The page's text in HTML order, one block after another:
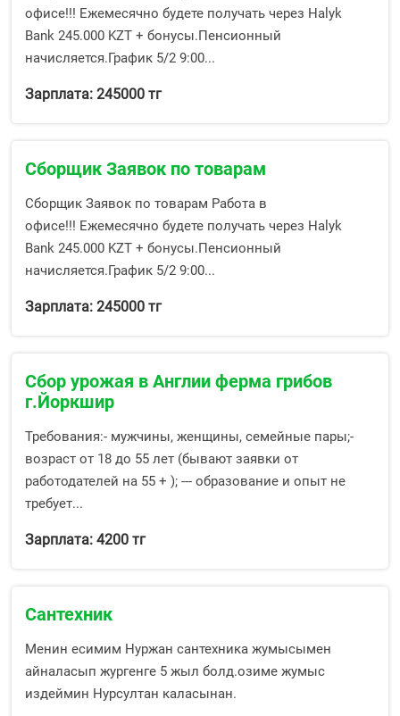
офисе!!! Ежемесячно будете получать через Halyk
Bank 245.000 KZT + бонусы.Пенсионный
начисляется.График 5/2 9:00...
Зарплата: 245000 тг
Сборщик Заявок по товарам
Сборщик Заявок по товарам Работа в
офисе!!! Ежемесячно будете получать через Halyk
Bank 245.000 KZT + бонусы.Пенсионный
начисляется.График 5/2 9:00...
Зарплата: 245000 тг
Сбор урожая в Англии ферма грибов
г.Йоркшир
Требования:- мужчины, женщины, семейные пары;-
возраст от 18 до 55 лет (бывают заявки от
работодателей на 55 + ); --- образование и опыт не
требует...
Зарплата: 4200 тг
Сантехник
Менин есимим Нуржан сантехника жумысымен
айналасып жургенге 5 жыл болд.озиме жумыс
издеймин Нурсултан каласынан.